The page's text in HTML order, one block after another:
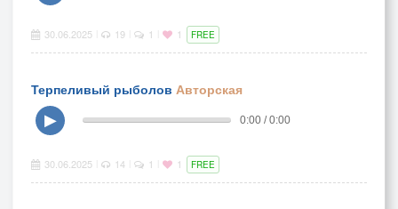
30.06.2025 19 1 1 FREE
Терпеливый рыболов Авторская
▶
0:00 / 0:00
30.06.2025 14 1 1 FREE